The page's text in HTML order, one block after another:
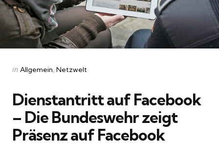
Categories
Posted
in Allgemein Netzwelt
Dienstantritt auf Facebook
– Die Bundeswehr zeigt
Präsenz auf Facebook